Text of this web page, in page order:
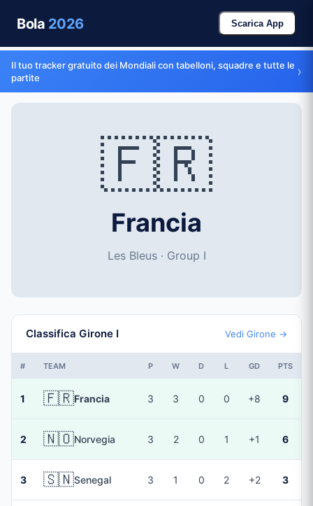
Bola 2026 Scarica App
Il tuo tracker gratuito dei Mondiali con tabelloni, squadre e tutte le
partite
›
🇫🇷
Francia
Les Bleus · Group I
Classifica Girone I Vedi Girone →
# TEAM P W D L GD PTS
1 🇫🇷Francia 3 3 0 0 +8 9
2 🇳🇴Norvegia 3 2 0 1 +1 6
3 🇸🇳Senegal 3 1 0 2 +2 3